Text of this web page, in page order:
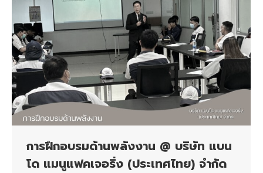
การฝึกอบรมด้านพลังงาน @ บริษัท แบน
โด แมนูแฟคเจอริ่ง (ประเทศไทย) จำกัด